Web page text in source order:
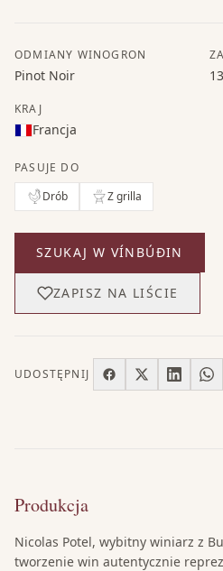
ODMIANY WINOGRON
Pinot Noir
KRAJ
Francja
PASUJE DO
Drób
Z grilla
SZUKAJ W VÍNBÚÐIN
ZAPISZ NA LIŚCIE
UDOSTĘPNIJ
Produkcja
Nicolas Potel, wybitny winiarz z
tworzenie win autentycznie